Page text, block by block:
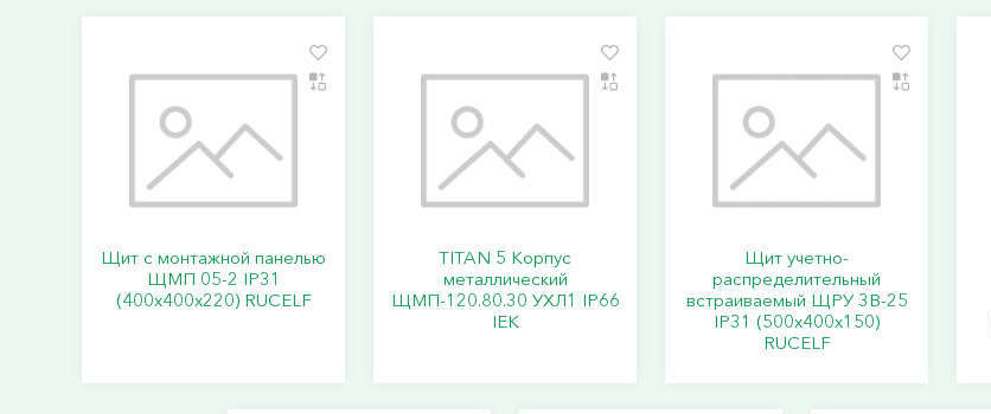
Щит с монтажной панелью
ЩМП 05-2 IP31
(400х400х220) RUCELF
TITAN 5 Корпус
металлический
ЩМП-120.80.30 УХЛ1 IP66
IEK
Щит учетно-
распределительный
встраиваемый ЩРУ 3В-25
IP31 (500х400х150)
RUCELF